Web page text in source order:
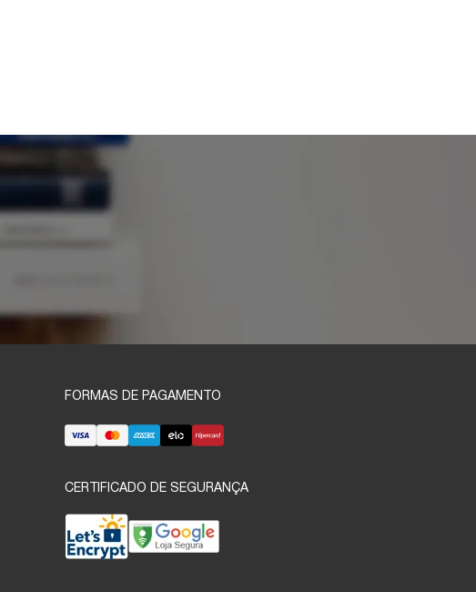
FORMAS DE PAGAMENTO
CERTIFICADO DE SEGURANÇA